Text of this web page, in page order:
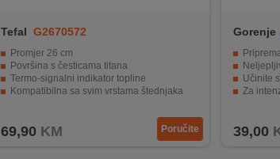
Tefal G2670572
Promjer 26 cm
Površina s česticama titana
Termo-signalni indikator topline
Kompatibilna sa svim vrstama štednjaka
69,90 KM Poručite
Gorenje
Učinite
Za
39,00